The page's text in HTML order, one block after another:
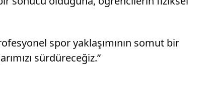
spor yaklaşımının somut bir
sürdüreceğiz.”